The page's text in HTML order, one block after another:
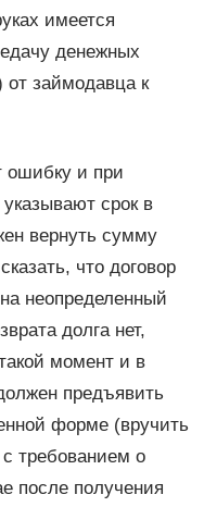
имеется
денежных
займодавца к
ошибку и при
срок в
вернуть сумму
что договор
неопределенный
долга нет,
момент и в
предъявить
форме (вручить
требованием о
после получения